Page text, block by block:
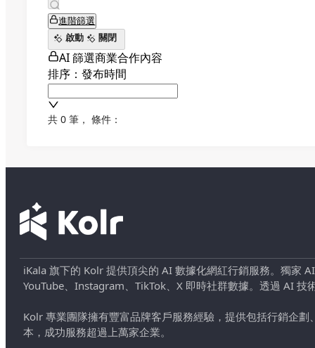
進階篩選
啟動
關閉
AI 篩選商業合作內容
排序：發布時間
共 0 筆 ， 條件：
iKala 旗下的 Kolr 提供頂尖的 AI 數據化網紅行銷服務。獨家
YouTube、Instagram、TikTok、X 即時社群數據。透過 AI
Kolr 專業團隊擁有豐富品牌客戶服務經驗，提供包括行銷企
本，成功服務超過上萬家企業。